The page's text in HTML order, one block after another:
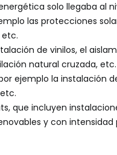
solo llegaba al
las protecciones
de vinilos, el
natural cruzada, etc.
ejemplo la instalación
que incluyen
y con intensidad